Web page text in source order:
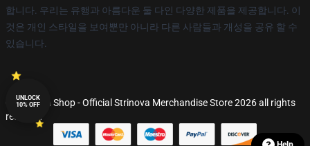
합니다. 우리는 유행과 아름다운 둘 다인 다양한 제품을 제공합니다. 이
것은 개인 스타일을 보여뿐만 아니라 다른 사람들과 개성을 공유 할 수
있습니다.
© Strinova Shop - Official Strinova Merchandise Store 2026 all rights
reserved
UNLOCK
10% OFF